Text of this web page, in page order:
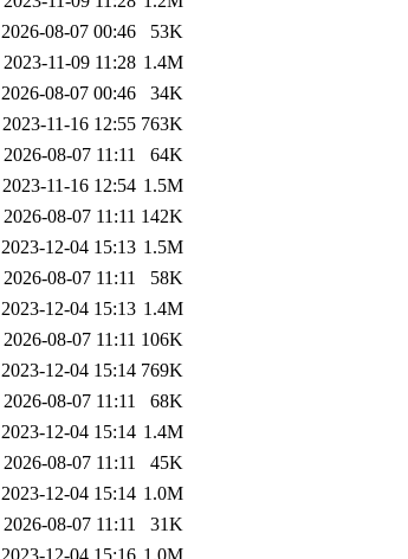
2026-08-07 00:46
53K
2023-11-09 11:28 1.4M
2026-08-07 00:46
34K
2023-11-16 12:55 763K
2026-08-07 11:11
64K
2023-11-16 12:54 1.5M
2026-08-07 11:11 142K
2023-12-04 15:13 1.5M
2026-08-07 11:11
58K
2023-12-04 15:13 1.4M
2026-08-07 11:11 106K
2023-12-04 15:14 769K
2026-08-07 11:11
68K
2023-12-04 15:14 1.4M
2026-08-07 11:11
45K
2023-12-04 15:14 1.0M
2026-08-07 11:11
31K